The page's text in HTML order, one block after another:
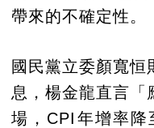
帶來的不確定性。
國民黨立委顏寬恒
息，楊金龍直言「
場，CPI年增率降